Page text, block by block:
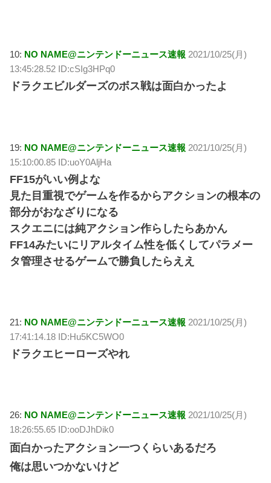
10: NO NAME@ニンテンドーニュース速報 2021/10/25(月)
13:45:28.52 ID:cSIg3HPq0
ドラクエビルダーズのボス戦は面白かったよ
19: NO NAME@ニンテンドーニュース速報 2021/10/25(月)
15:10:00.85 ID:uoY0AljHa
FF15がいい例よな
見た目重視でゲームを作るからアクションの根本の
部分がおなざりになる
スクエニには純アクション作らしたらあかん
FF14みたいにリアルタイム性を低くしてパラメー
タ管理させるゲームで勝負したらええ
21: NO NAME@ニンテンドーニュース速報 2021/10/25(月)
17:41:14.18 ID:Hu5KC5WO0
ドラクエヒーローズやれ
26: NO NAME@ニンテンドーニュース速報 2021/10/25(月)
18:26:55.65 ID:ooDJhDik0
面白かったアクション一つくらいあるだろ
俺は思いつかないけど